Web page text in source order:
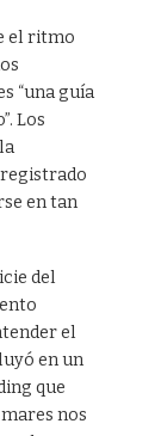
el ritmo
“una guía
Los
en tan
del
el
en un
que
nos